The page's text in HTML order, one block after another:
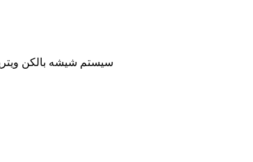
سیستم شیشه بالکن